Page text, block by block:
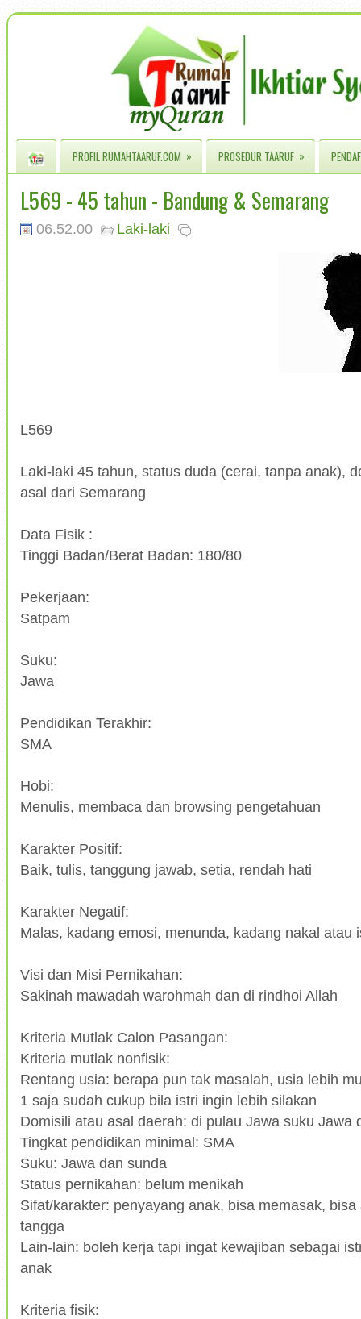
PROFIL RUMAHTAARUF.COM » PROSEDUR TAARUF »
L569 - 45 tahun - Bandung & Semarang
06.52.00 Laki-laki
L569
Laki-laki 45 tahun, status duda (cerai, tanpa anak),
asal dari Semarang
Data Fisik :
Tinggi Badan/Berat Badan: 180/80
Pekerjaan:
Satpam
Suku:
Jawa
Pendidikan Terakhir:
SMA
Hobi:
Menulis, membaca dan browsing pengetahuan
Karakter Positif:
Baik, tulis, tanggung jawab, setia, rendah hati
Karakter Negatif:
Malas, kadang emosi, menunda, kadang nakal atau
Visi dan Misi Pernikahan:
Sakinah mawadah warohmah dan di rindhoi Allah
Kriteria Mutlak Calon Pasangan:
Kriteria mutlak nonfisik:
Rentang usia: berapa pun tak masalah, usia lebih
1 saja sudah cukup bila istri ingin lebih silakan
Domisili atau asal daerah: di pulau Jawa suku Jawa
Tingkat pendidikan minimal: SMA
Suku: Jawa dan sunda
Status pernikahan: belum menikah
Sifat/karakter: penyayang anak, bisa memasak,
tangga
Lain-lain: boleh kerja tapi ingat kewajiban sebagai
anak
Kriteria fisik: